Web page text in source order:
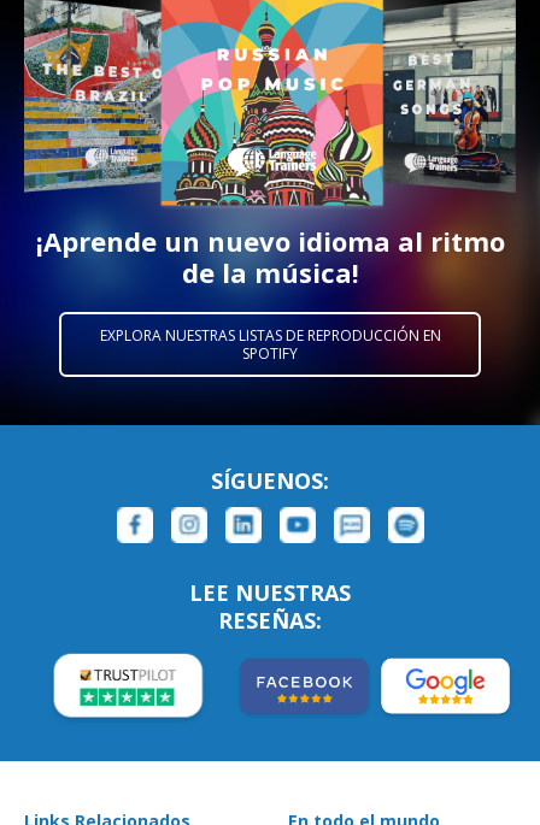
¡Aprende un nuevo idioma al ritmo
de la música!
EXPLORA NUESTRAS LISTAS DE REPRODUCCIÓN EN
SPOTIFY
SÍGUENOS:
LEE NUESTRAS
RESEÑAS:
Links Relacionados En todo el mundo